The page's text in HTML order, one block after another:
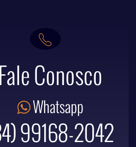
Conosco
Whatsapp
99168-2042